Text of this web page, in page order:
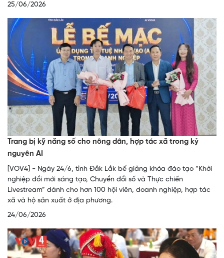
25/06/2026
Trang bị kỹ năng số cho nông dân, hợp tác xã trong kỷ
nguyên AI
[VOV4] - Ngày 24/6, tỉnh Đắk Lắk bế giảng khóa đào tạo “Khởi
nghiệp đổi mới sáng tạo, Chuyển đổi số và Thực chiến
Livestream” dành cho hơn 100 hội viên, doanh nghiệp, hợp tác
xã và hộ sản xuất ở địa phương.
24/06/2026